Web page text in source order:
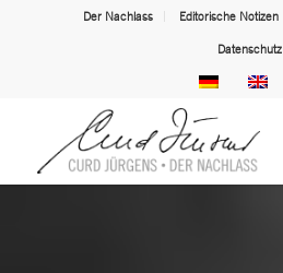
Der Nachlass Editorische Notizen
Datenschutz